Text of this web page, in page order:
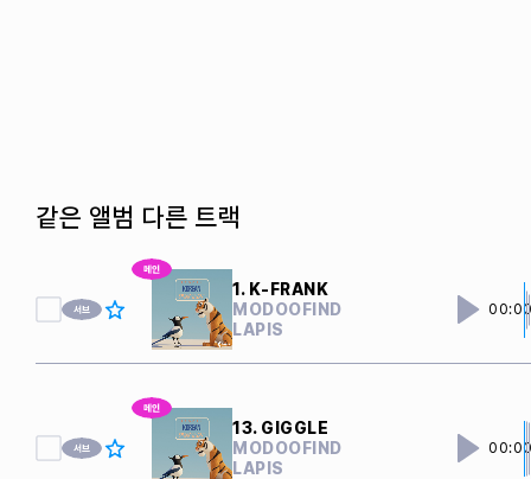
같은 앨범 다른 트랙
1. K-FRANK
MODOOFIND
LAPIS
13. GIGGLE
MODOOFIND
LAPIS